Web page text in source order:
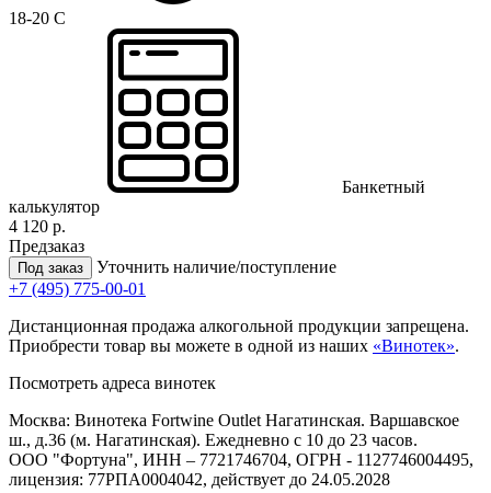
18-20 C
Банкетный
калькулятор
4 120 р.
Предзаказ
Под заказ
Уточнить наличие/поступление
+7 (495) 775-00-01
Дистанционная продажа алкогольной продукции запрещена.
Приобрести товар вы можете в одной из наших «Винотек».
Посмотреть адреса винотек
Москва: Винотека Fortwine Outlet Нагатинская. Варшавское
ш., д.36 (м. Нагатинская). Ежедневно с 10 до 23 часов.
ООО "Фортуна", ИНН – 7721746704, ОГРН - 1127746004495,
лицензия: 77РПА0004042, действует до 24.05.2028